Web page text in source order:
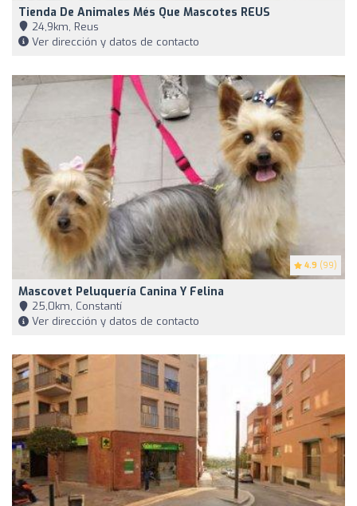
Tienda De Animales Més Que Mascotes REUS
24,9km, Reus
Ver dirección y datos de contacto
4.9 (99)
Mascovet Peluquería Canina Y Felina
25,0km, Constantí
Ver dirección y datos de contacto